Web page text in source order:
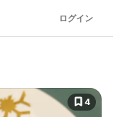
ログイン
4